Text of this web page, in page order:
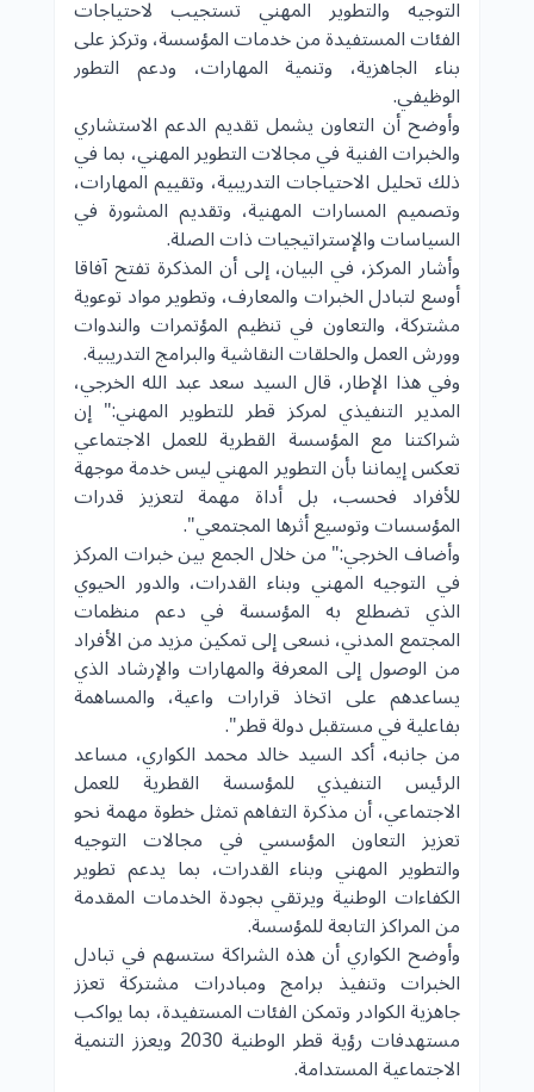
التوجيه والتطوير المهني تستجيب لاحتياجات
الفئات المستفيدة من خدمات المؤسسة، وتركز على
بناء الجاهزية، وتنمية المهارات، ودعم التطور
الوظيفي.
وأوضح أن التعاون يشمل تقديم الدعم الاستشاري
والخبرات الفنية في مجالات التطوير المهني، بما في
ذلك تحليل الاحتياجات التدريبية، وتقييم المهارات،
وتصميم المسارات المهنية، وتقديم المشورة في
السياسات والإستراتيجيات ذات الصلة.
وأشار المركز، في البيان، إلى أن المذكرة تفتح آفاقا
أوسع لتبادل الخبرات والمعارف، وتطوير مواد توعوية
مشتركة، والتعاون في تنظيم المؤتمرات والندوات
وورش العمل والحلقات النقاشية والبرامج التدريبية.
وفي هذا الإطار، قال السيد سعد عبد الله الخرجي،
المدير التنفيذي لمركز قطر للتطوير المهني:" إن
شراكتنا مع المؤسسة القطرية للعمل الاجتماعي
تعكس إيماننا بأن التطوير المهني ليس خدمة موجهة
للأفراد فحسب، بل أداة مهمة لتعزيز قدرات
المؤسسات وتوسيع أثرها المجتمعي".
وأضاف الخرجي:" من خلال الجمع بين خبرات المركز
في التوجيه المهني وبناء القدرات، والدور الحيوي
الذي تضطلع به المؤسسة في دعم منظمات
المجتمع المدني، نسعى إلى تمكين مزيد من الأفراد
من الوصول إلى المعرفة والمهارات والإرشاد الذي
يساعدهم على اتخاذ قرارات واعية، والمساهمة
بفاعلية في مستقبل دولةقطر".
من جانبه، أكد السيد خالد محمد الكواري، مساعد
الرئيس التنفيذي للمؤسسة القطرية للعمل
الاجتماعي، أن مذكرة التفاهم تمثل خطوة مهمة نحو
تعزيز التعاون المؤسسي في مجالات التوجيه
والتطوير المهني وبناء القدرات، بما يدعم تطوير
الكفاءات الوطنية ويرتقي بجودة الخدمات المقدمة
من المراكز التابعة للمؤسسة.
وأوضح الكواري أن هذه الشراكة ستسهم في تبادل
الخبرات وتنفيذ برامج ومبادرات مشتركة تعزز
جاهزية الكوادر وتمكن الفئات المستفيدة، بما يواكب
مستهدفات رؤية قطر الوطنية 2030 ويعزز التنمية
الاجتماعية المستدامة.